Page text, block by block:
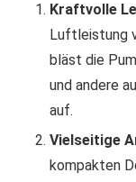
Kraftvolle
Luftleistung
bläst die
und andere
auf.
Vielseitige
kompakten